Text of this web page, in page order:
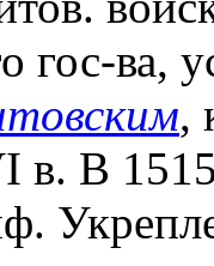
гос-ва,
,
в. В